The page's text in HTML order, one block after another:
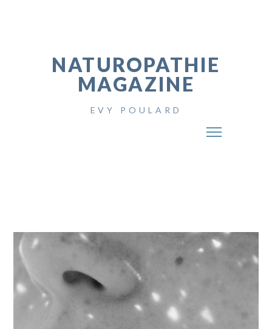
NATUROPATHIE
MAGAZINE
EVY POULARD